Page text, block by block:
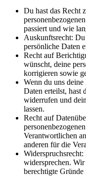
Du hast das Recht
passiert und wie
Auskunftsrecht: Du
persönliche Daten
Recht auf
wünscht, deine
korrigieren sowie
Wenn du uns
Daten erteilst, hast
widerrufen und
lassen.
Recht auf
Verantwortlichen
anderen für die
widersprechen. Wir
berechtigte